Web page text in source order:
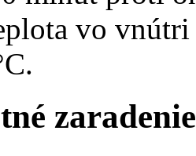
vo
zaradenie